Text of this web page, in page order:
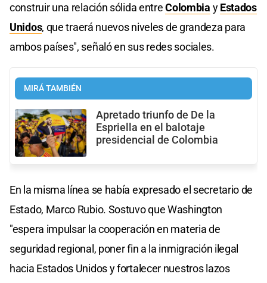
construir una relación sólida entreColombia yEstados
Unidos, que traerá nuevos niveles de grandeza para
ambos países", señaló en sus redes sociales.
MIRÁ TAMBIÉN
Apretado triunfo de De la
Espriella en el balotaje
presidencial de Colombia
En la misma línea se había expresado el secretario de
Estado, Marco Rubio. Sostuvo que Washington
"espera impulsar la cooperación en materia de
seguridad regional, poner fin a la inmigración ilegal
hacia Estados Unidos y fortalecer nuestros lazos